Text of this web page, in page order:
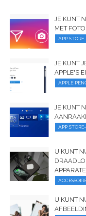
JE KUNT
MET
APP
JE KUNT
APPLE'S
APPLE
JE KUNT
APP
U KUNT
U KUNT